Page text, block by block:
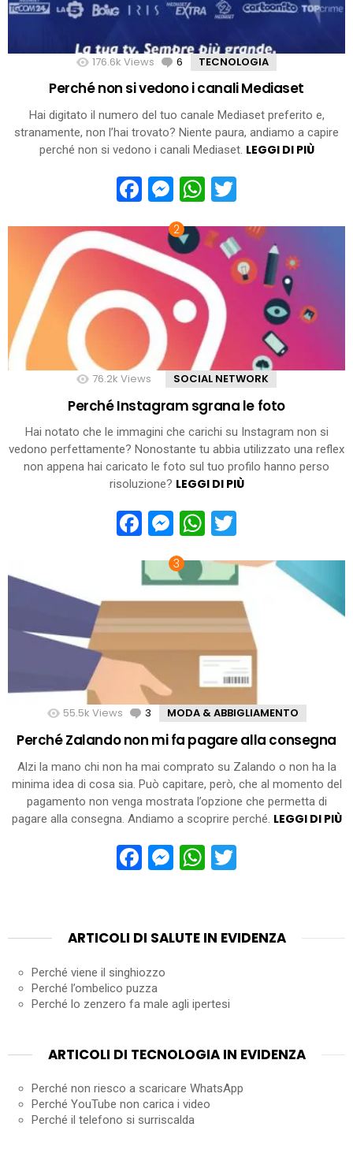
176.6k Views 6 Comments
TECNOLOGIA
Perché non si vedono i canali Mediaset
Hai digitato il numero del tuo canale Mediaset preferito e,
stranamente, non l’hai trovato? Niente paura, andiamo a capire
perché non si vedono i canali Mediaset. LEGGI DI PIÙ
Facebook
Messenger
WhatsApp
76.2k Views SOCIAL NETWORK
Perché Instagram sgrana le foto
Hai notato che le immagini che carichi su Instagram non si
vedono perfettamente? Nonostante tu abbia utilizzato una reflex
non appena hai caricato le foto sul tuo profilo hanno perso
risoluzione? LEGGI DI PIÙ
Facebook
Messenger
WhatsApp
55.5k Views 3 Comments
MODA & ABBIGLIAMENTO
Perché Zalando non mi fa pagare alla consegna
Alzi la mano chi non ha mai comprato su Zalando o non ha la
minima idea di cosa sia. Può capitare, però, che al momento del
pagamento non venga mostrata l’opzione che permetta di
pagare alla consegna. Andiamo a scoprire perché. LEGGI DI PIÙ
Facebook
Messenger
WhatsApp
ARTICOLI DI SALUTE IN EVIDENZA
Perché viene il singhiozzo
Perché l’ombelico puzza
Perché lo zenzero fa male agli ipertesi
ARTICOLI DI TECNOLOGIA IN EVIDENZA
Perché non riesco a scaricare WhatsApp
Perché YouTube non carica i video
Perché il telefono si surriscalda